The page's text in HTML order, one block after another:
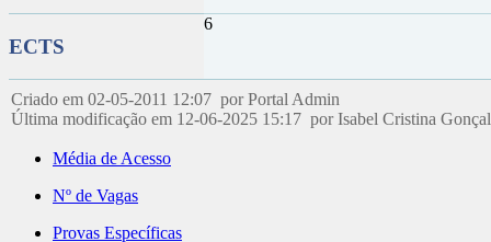
ECTS
6
Criado em 02-05-2011 12:07 por Portal Admin
Última modificação em 12-06-2025 15:17 por Isabel Cristina
Média de Acesso
Nº de Vagas
Provas Específicas